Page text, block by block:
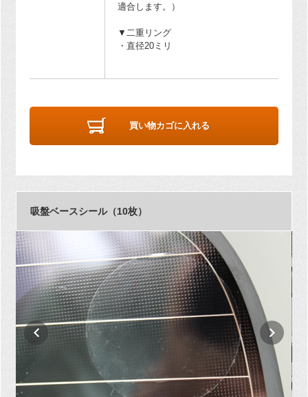
適合します。）
▼二重リング
・直径20ミリ
買い物カゴに入れる
吸盤ベースシール（10枚）